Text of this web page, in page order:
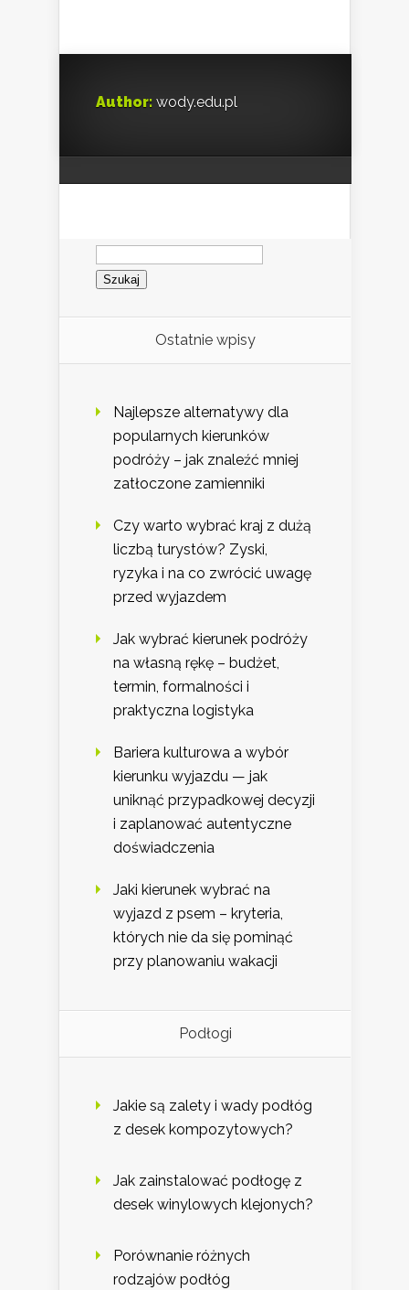
Author: wody.edu.pl
Szukaj:
Ostatnie wpisy
Najlepsze alternatywy dla
popularnych kierunków
podróży – jak znaleźć mniej
zatłoczone zamienniki
Czy warto wybrać kraj z dużą
liczbą turystów? Zyski,
ryzyka i na co zwrócić uwagę
przed wyjazdem
Jak wybrać kierunek podróży
na własną rękę – budżet,
termin, formalności i
praktyczna logistyka
Bariera kulturowa a wybór
kierunku wyjazdu — jak
uniknąć przypadkowej decyzji
i zaplanować autentyczne
doświadczenia
Jaki kierunek wybrać na
wyjazd z psem – kryteria,
których nie da się pominąć
przy planowaniu wakacji
Podłogi
Jakie są zalety i wady podłóg
z desek kompozytowych?
Jak zainstalować podłogę z
desek winylowych klejonych?
Porównanie różnych
rodzajów podłóg